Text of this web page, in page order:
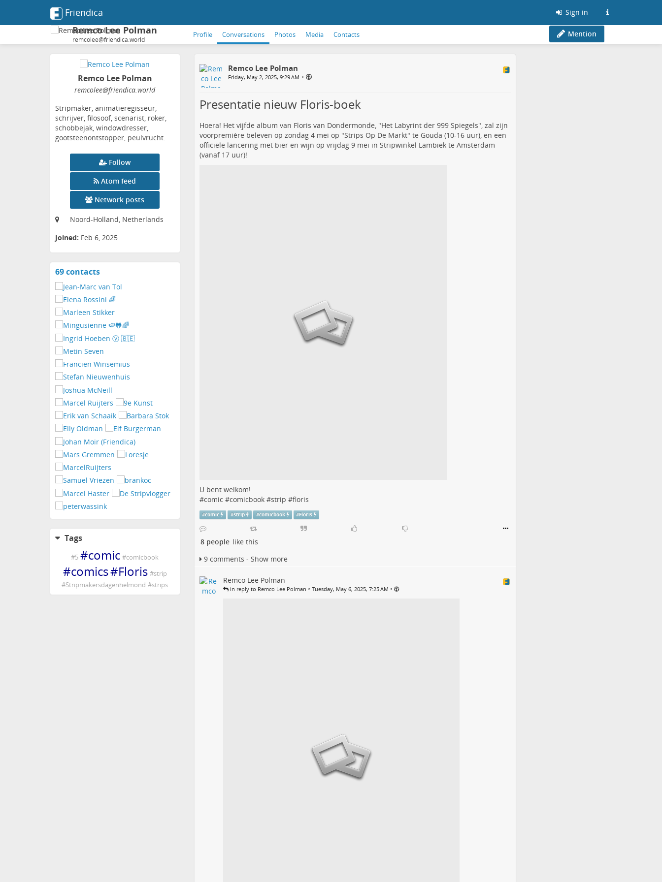
Friendica Sign in
Remco Lee Polman
remcolee@friendica.world
Profile Conversations Photos Media Contacts Mention
Remco Lee Polman
remcolee@friendica.world
Stripmaker, animatieregisseur,
schrijver, filosoof, scenarist, roker,
schobbejak, windowdresser,
gootsteenontstopper, peulvrucht.
Follow
Atom feed
Network posts
Noord-Holland, Netherlands
Joined: Feb 6, 2025
69 contactsView
Tags
#5 #comic #comicbook
#comics#Floris #strip
#Stripmakersdagenhelmond #strips
Remco Lee Polman
Friday, May 2, 2025, 9:29 AM •
Presentatie nieuw Floris-boek
Hoera! Het vijfde album van Floris van Dondermonde, "Het Labyrint der 999 Spiegels", zal zijn
voorpremière beleven op zondag 4 mei op "Strips Op De Markt" te Gouda (10-16 uur), en een
officiële lancering met bier en wijn op vrijdag 9 mei in Stripwinkel Lambiek te Amsterdam
(vanaf 17 uur)!
U bent welkom!
#comic #comicbook#strip #floris
#comic #strip #comicbook #Floris
8 people like this
9 comments - Show more
Remco Lee Polman
in reply to Remco Lee Polman • Tuesday, May 6, 2025, 7:25 AM •